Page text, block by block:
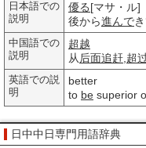
日本語での
説明
優る[マサ・ル]
後から進んで
中国語での
説明
超越
从 后面追赶 超
英語での説
明
better
to be superior
日中中日専門用語辞典